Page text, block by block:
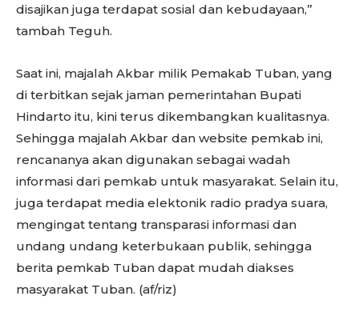
disajikan juga terdapat sosial dan kebudayaan,”
tambah Teguh.
Saat ini, majalah Akbar milik Pemakab Tuban, yang
di terbitkan sejak jaman pemerintahan Bupati
Hindarto itu, kini terus dikembangkan kualitasnya.
Sehingga majalah Akbar dan website pemkab ini,
rencananya akan digunakan sebagai wadah
informasi dari pemkab untuk masyarakat. Selain itu,
juga terdapat media elektonik radio pradya suara,
mengingat tentang transparasi informasi dan
undang undang keterbukaan publik, sehingga
berita pemkab Tuban dapat mudah diakses
masyarakat Tuban. (af/riz)